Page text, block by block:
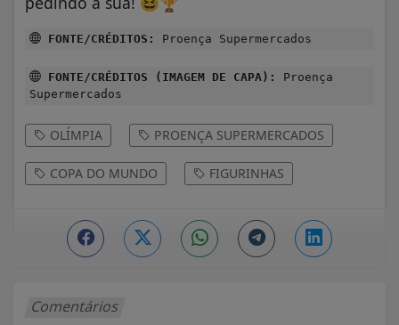
FONTE/CRÉDITOS: Proença Supermercados
FONTE/CRÉDITOS (IMAGEM DE CAPA):
Proença
Supermercados
OLÍMPIA PROENÇA SUPERMERCADOS
COPA DO MUNDO FIGURINHAS
Comentários